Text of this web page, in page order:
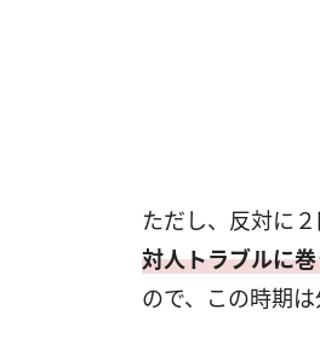
ただし、反対に
対人トラブルに
ので、この時期